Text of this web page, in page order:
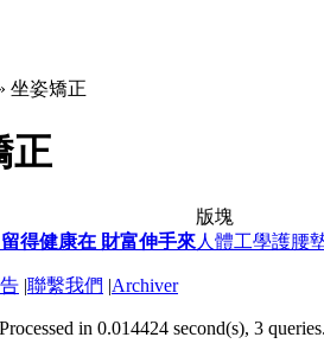
坐姿矯正
正
版塊
得健康在 財富伸手來人體工學護腰
|聯繫我們 |Archiver
Processed in 0.014424 second(s), 3 queries